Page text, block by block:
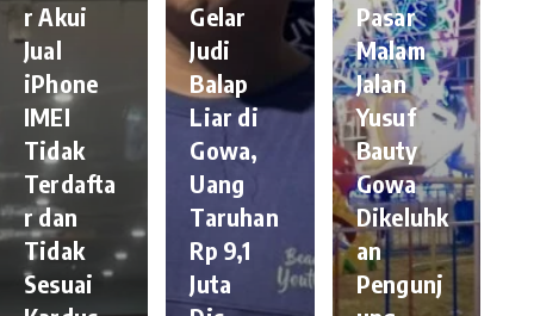
r Akui
Jual
iPhone
IMEI
Tidak
Terdafta
r dan
Tidak
Sesuai
Gelar
Judi
Balap
Liar di
Gowa,
Uang
Taruhan
Rp 9,1
Juta
Pasar
Malam
Jalan
Yusuf
Bauty
Gowa
Dikeluhk
an
Pengunj